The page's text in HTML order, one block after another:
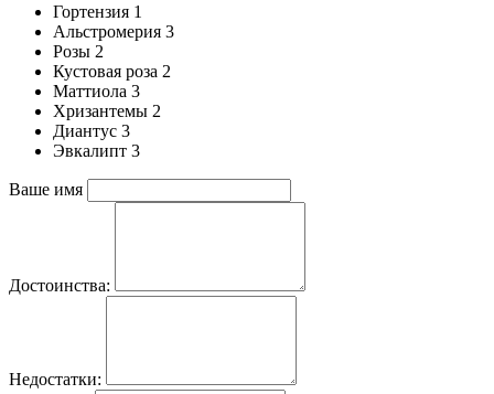
Гортензия 1
Альстромерия 3
Розы 2
Кустовая роза 2
Маттиола 3
Хризантемы 2
Диантус 3
Эвкалипт 3
Ваше имя
Достоинства:
Недостатки: